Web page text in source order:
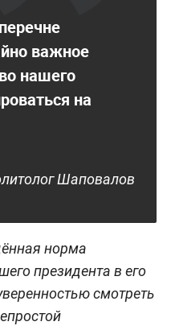
важное
нашего
на
Шаповалов
норма
президента в его
смотреть